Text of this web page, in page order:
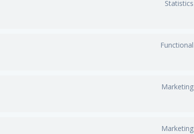
Statistics
Functional
Marketing
Marketing